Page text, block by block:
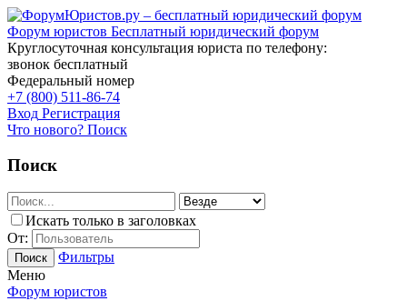
Форум юристов Бесплатный юридический форум
Круглосуточная консультация юриста по телефону:
звонок бесплатный
Федеральный номер
+7 (800) 511-86-74
Вход Регистрация
Что нового? Поиск
Поиск
Искать только в заголовках
От:
Поиск
Фильтры
Меню
Форум юристов